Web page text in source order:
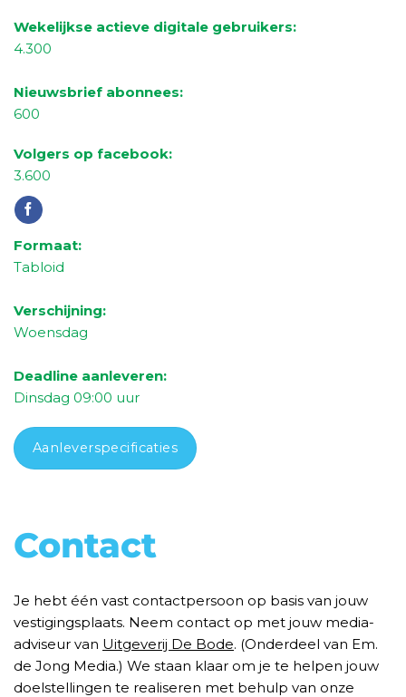
Wekelijkse actieve digitale gebruikers:
4.300
Nieuwsbrief abonnees:
600
Volgers op facebook:
3.600
Formaat:
Tabloid
Verschijning:
Woensdag
Deadline aanleveren:
Dinsdag 09:00 uur
Aanleverspecificaties
Contact
Je hebt één vast contactpersoon op basis van jouw
vestigingsplaats. Neem contact op met jouw media-
adviseur van Uitgeverij De Bode. (Onderdeel van Em.
de Jong Media.) We staan klaar om je te helpen jouw
doelstellingen te realiseren met behulp van onze